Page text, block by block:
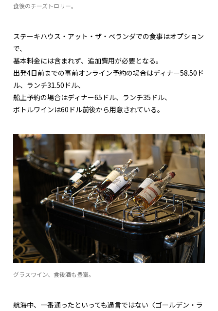
食後のチーズトロリー。
ステーキハウス・アット・ザ・ベランダでの食事はオプション
で、
基本料金には含まれず、追加費用が必要となる。
出発4日前までの事前オンライン予約の場合はディナー58.50ド
ル、ランチ31.50ドル、
船上予約の場合はディナー65ドル、ランチ35ドル、
ボトルワインは60ドル前後から用意されている。
グラスワイン、食後酒も豊富。
航海中、一番通ったといっても過言ではない〈ゴールデン・ラ